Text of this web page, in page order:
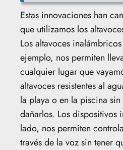
Estas innovaciones han
que utilizamos los
Los altavoces
ejemplo, nos permiten
cualquier lugar que
altavoces resistentes al
la playa o en la piscina
dañarlos. Los dispositivos
lado, nos permiten
través de la voz sin tener